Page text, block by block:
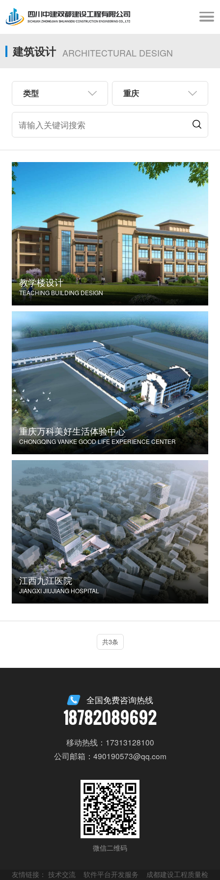
建筑设计 ARCHITECTURAL DESIGN
类型 重庆
教学楼设计
TEACHING BUILDING DESIGN
重庆万科美好生活体验中心
CHONGQING VANKE GOOD LIFE EXPERIENCE CENTER
江西九江医院
JIANGXI JIUJIANG HOSPITAL
共3条
全国免费咨询热线
18782089692
移动热线：17313128100
公司邮箱：490190573@qq.com
微信二维码
友情链接：技术交流 软件平台开发服务
成都建设工程质量检